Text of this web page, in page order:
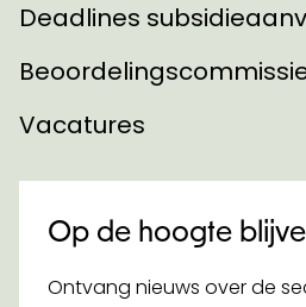
Deadlines
Vacatures
Op de hoogte
Ontvang nieuws over de